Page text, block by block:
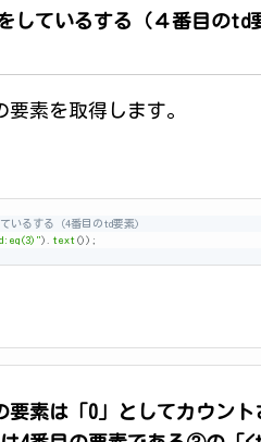
しているする（４番目のtd
素を取得します。
いるする（4番目のtd要素)
) text () ) ;
要素は「0」としてカウント